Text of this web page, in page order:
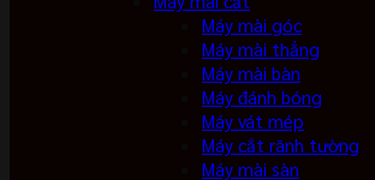
Máy mài góc
Máy mài thẳng
Máy mài bàn
Máy đánh bóng
Máy vát mép
Máy cắt rãnh tường
Máy mài sàn